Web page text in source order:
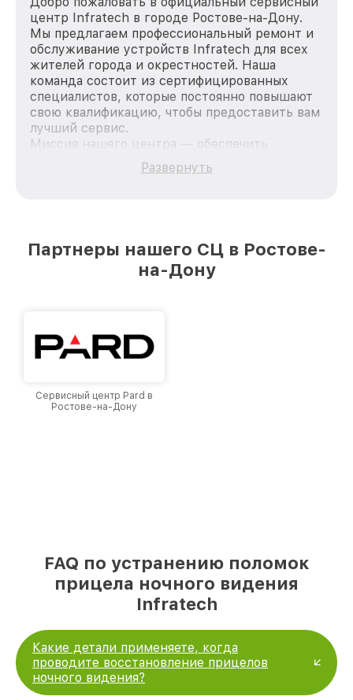
центр Infratech в городе Ростове-на-Дону.
Мы предлагаем профессиональный ремонт и
обслуживание устройств Infratech для всех
жителей города и окрестностей. Наша
команда состоит из сертифицированных
специалистов, которые постоянно повышают
свою квалификацию, чтобы предоставить вам
лучший сервис.
Миссия нашего центра — обеспечить
качественный и доступный ремонт для
каждого пользователя продукции Infratech,
лучшим сервисным центром Infratech в
городе Ростове-на-Дону, постоянно повышая
Развернуть
Партнеры нашего СЦ в Ростове-
на-Дону
Сервисный центр Pard в
Ростове-на-Дону
FAQ по устранению поломок
прицела ночного видения
Infratech
Какие детали применяете, когда
проводите восстановление прицелов
ночного видения?